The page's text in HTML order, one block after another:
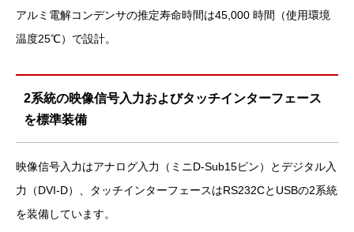
アルミ電解コンデンサの推定寿命時間は45,000 時間（使用環境
温度25℃）で設計。
2系統の映像信号入力およびタッチインターフェース
を標準装備
映像信号入力はアナログ入力（ミニD-Sub15ピン）とデジタル入
力（DVI-D）、タッチインターフェースはRS232CとUSBの2系統
を装備しています。